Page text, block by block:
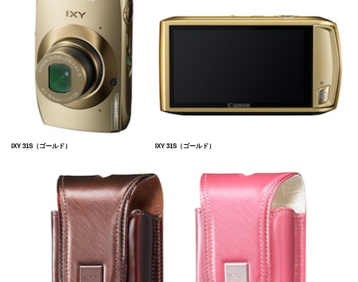
IXY 31S（ゴールド） IXY 31S（ゴールド）